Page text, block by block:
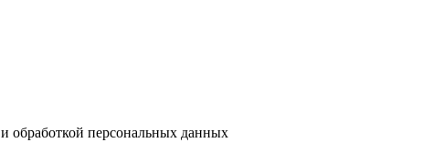
и обработкой персональных данных